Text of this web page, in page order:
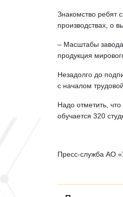
Знакомство ребят
производствах, о
– Масштабы завода
продукция
Незадолго до
с началом
Надо отметить,
обучается 320
Пресс-служба АО